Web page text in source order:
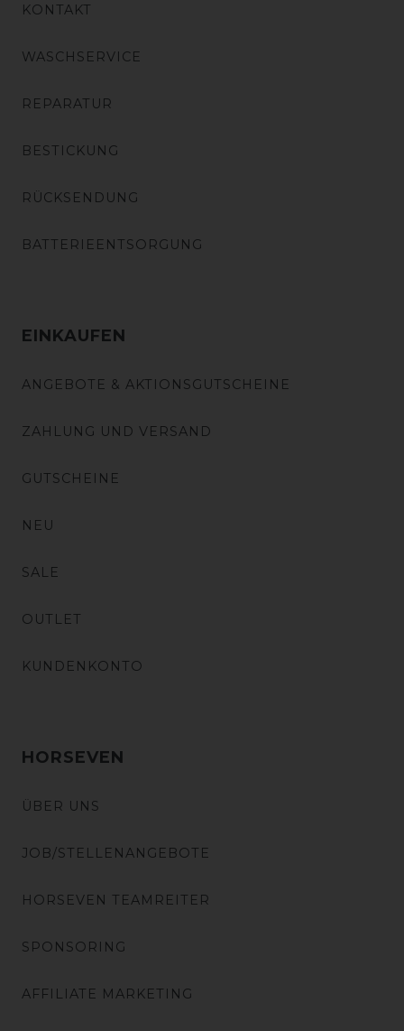
KONTAKT
WASCHSERVICE
REPARATUR
BESTICKUNG
RÜCKSENDUNG
BATTERIEENTSORGUNG
EINKAUFEN
ANGEBOTE & AKTIONSGUTSCHEINE
ZAHLUNG UND VERSAND
GUTSCHEINE
NEU
SALE
OUTLET
KUNDENKONTO
HORSEVEN
ÜBER UNS
JOB/STELLENANGEBOTE
HORSEVEN TEAMREITER
SPONSORING
AFFILIATE MARKETING